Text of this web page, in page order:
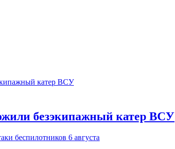
безэкипажный катер ВСУ